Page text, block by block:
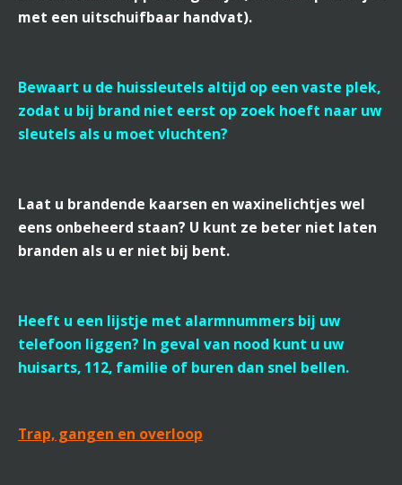
met een uitschuifbaar handvat).
Bewaart u de huissleutels altijd op een vaste plek,
zodat u bij brand niet eerst op zoek hoeft naar uw
sleutels als u moet vluchten?
Laat u brandende kaarsen en waxinelichtjes wel
eens onbeheerd staan? U kunt ze beter niet laten
branden als u er niet bij bent.
Heeft u een lijstje met alarmnummers bij uw
telefoon liggen? In geval van nood kunt u uw
huisarts, 112, familie of buren dan snel bellen.
Trap, gangen en overloop